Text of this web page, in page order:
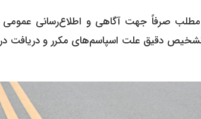
مطلب صرفاً جهت آگاهی و اطلاع‌رسانی
دقیق علت اسپاسم‌های مکرر و